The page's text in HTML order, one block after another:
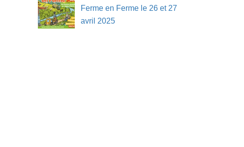
Ferme en Ferme le 26 et 27
avril 2025